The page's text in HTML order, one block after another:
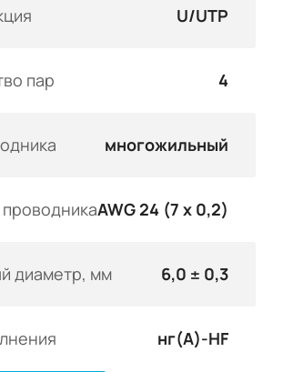
U/UTP
пар 4
многожильный
AWG 24 (7 x 0,2)
диаметр, мм 6,0 ± 0,3
нг(A)-HF